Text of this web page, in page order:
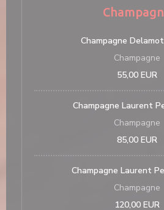
Champagne
Champagne
55,00 EUR
Champagne Laurent
Champagne
85,00 EUR
Champagne Laurent
Champagne
120,00 EUR